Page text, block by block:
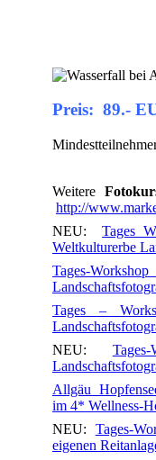
Preis: 89.-
Weitere
http://
NEU:Tages
Weltkulturerbe
Tages-
Tages –
NEU:
Allgäu
im 4* Wellness-
NEU: Tages-
eigenen